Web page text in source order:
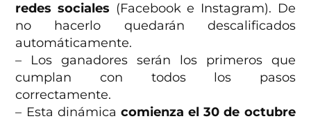
redes sociales (Facebook e Instagram). De
no hacerlo quedarán descalificados
automáticamente.
– Los ganadores serán los primeros que
cumplan con todos los pasos
correctamente.
– Esta dinámica comienza el 30 de octubre